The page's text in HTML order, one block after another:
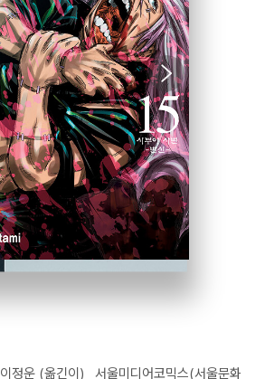
이정운 (옮긴이) 서울미디어코믹스(서울문화